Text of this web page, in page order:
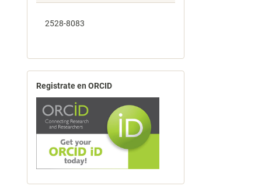
2528-8083
Registrate en ORCID